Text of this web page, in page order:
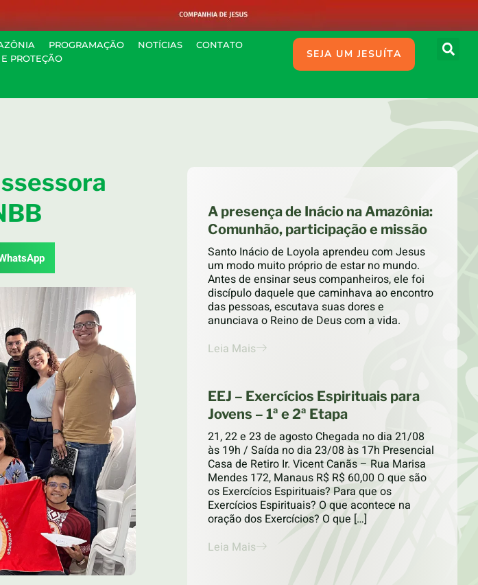
PROGRAMAÇÃO NOTÍCIAS
CONTATO
PROTEÇÃO
SEJA UM JESUÍTA
A presença de Inácio na Amazônia:
Comunhão, participação e missão
Santo Inácio de Loyola aprendeu com Jesus
um modo muito próprio de estar no mundo.
Antes de ensinar seus companheiros, ele foi
discípulo daquele que caminhava ao encontro
das pessoas, escutava suas dores e
anunciava o Reino de Deus com a vida.
Leia Mais
EEJ – Exercícios Espirituais para
Jovens – 1ª e 2ª Etapa
21, 22 e 23 de agosto Chegada no dia 21/08
às 19h / Saída no dia 23/08 às 17h Presencial
Casa de Retiro Ir. Vicent Canãs – Rua Marisa
Mendes 172, Manaus R$ R$ 60,00 O que são
os Exercícios Espirituais? Para que os
Exercícios Espirituais? O que acontece na
oração dos Exercícios? O que […]
Leia Mais